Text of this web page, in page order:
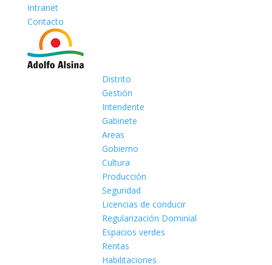
Intranet
Contacto
Distrito
Gestión
Intendente
Gabinete
Areas
Gobierno
Cultura
Producción
Seguridad
Licencias de conducir
Regularización Dominial
Espacios verdes
Rentas
Habilitaciones